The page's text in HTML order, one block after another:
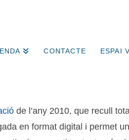
CONTACTE ESPAI
de l’any 2010, que recull
en format digital i permet